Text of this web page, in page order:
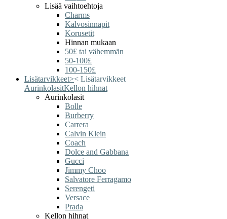
Lisää vaihtoehtoja
Charms
Kalvosinnapit
Korusetit
Hinnan mukaan
50£ tai vähemmän
50-100£
100-150£
Lisätarvikkeet>< Lisätarvikkeet
AurinkolasitKellon hihnat
Aurinkolasit
Bolle
Burberry
Carrera
Calvin Klein
Coach
Dolce and Gabbana
Gucci
Jimmy Choo
Salvatore Ferragamo
Serengeti
Versace
Prada
Kellon hihnat